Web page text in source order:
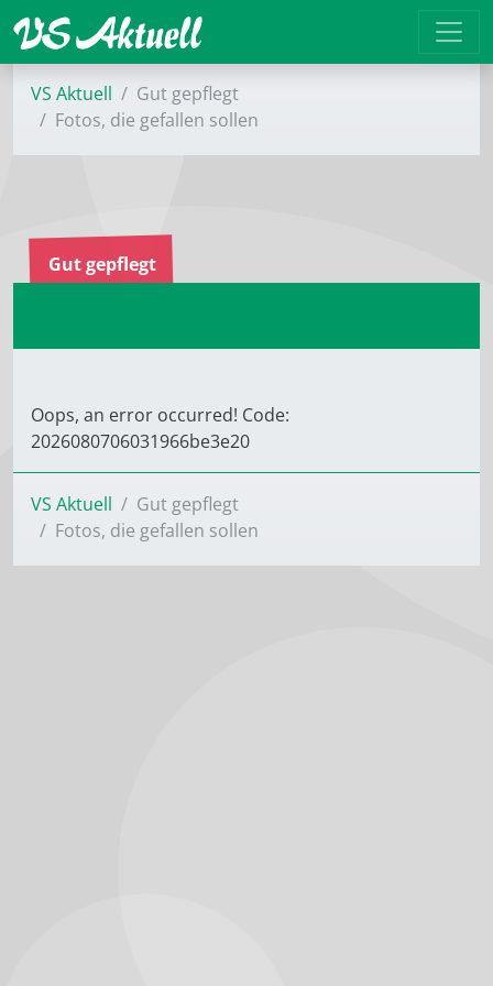
VS Aktuell
Gut gepflegt
Fotos, die gefallen sollen
Gut gepflegt
Oops, an error occurred! Code:
2026080706031966be3e20
VS Aktuell
Gut gepflegt
Fotos, die gefallen sollen